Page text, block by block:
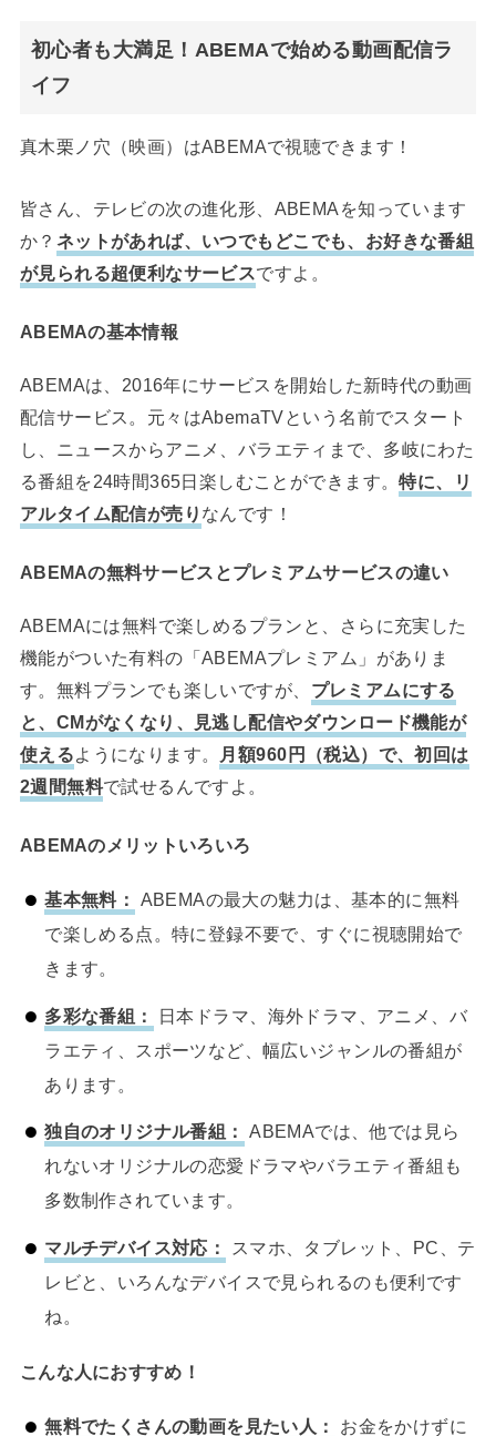
初心者も大満足！ABEMAで始める動画配信ラ
イフ
真木栗ノ穴（映画）はABEMAで視聴できます！
皆さん、テレビの次の進化形、ABEMAを知っています
か？ ネットがあれば、いつでもどこでも、お好きな番組
が見られる超便利なサービスですよ。
ABEMAの基本情報
ABEMAは、2016年にサービスを開始した新時代の動画
配信サービス。元々はAbemaTVという名前でスタート
し、ニュースからアニメ、バラエティまで、多岐にわた
る番組を24時間365日楽しむことができます。特に、リ
アルタイム配信が売り なんです！
ABEMAの無料サービスとプレミアムサービスの違い
ABEMAには無料で楽しめるプランと、さらに充実した
機能がついた有料の「ABEMAプレミアム」がありま
す。無料プランでも楽しいですが、 プレミアムにする
と、CMがなくなり、見逃し配信やダウンロード機能が
使えるようになります。
月額960円（税込）で、初回は
2週間無料で試せるんですよ。
ABEMAのメリットいろいろ
基本無料：
ABEMAの最大の魅力は、基本的に無料
で楽しめる点。特に登録不要で、すぐに視聴開始で
きます。
多彩な番組：
日本ドラマ、海外ドラマ、アニメ、バ
ラエティ、スポーツなど、幅広いジャンルの番組が
あります。
独自のオリジナル番組：
ABEMAでは、他では見ら
れないオリジナルの恋愛ドラマやバラエティ番組も
多数制作されています。
マルチデバイス対応：
スマホ、タブレット、PC、テ
レビと、いろんなデバイスで見られるのも便利です
ね。
こんな人におすすめ！
無料でたくさんの動画を見たい人：
お金をかけずに